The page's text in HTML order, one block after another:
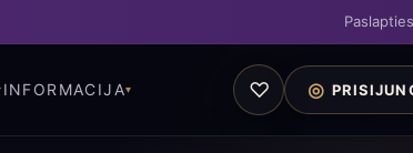
INFORMACIJA ♡ ◎